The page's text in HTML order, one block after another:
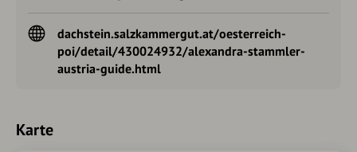
dachstein.salzkammergut.at/oesterreich-
poi/detail/430024932/alexandra-stammler-
austria-guide.html
Karte